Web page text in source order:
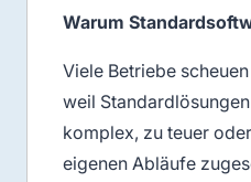
Warum
Viele Betriebe
weil
komplex, zu teuer
eigenen Abläufe